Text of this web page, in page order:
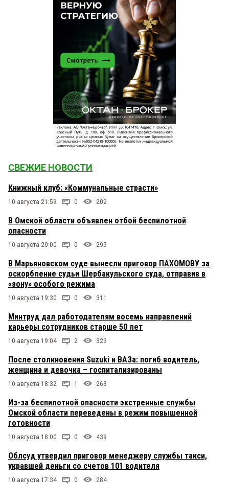
СВЕЖИЕ НОВОСТИ
Книжный клуб: «Коммунальные страсти»
10 августа 21:59 0 202
В Омской области объявлен отбой беспилотной
опасности
10 августа 20:00 0 295
В Марьяновском суде вынесли приговор ПАХОМОВУ за
оскорбление судьи Шербакульского суда, отправив в
«зону» особого режима
10 августа 19:30 0 311
Минтруд дал работодателям восемь направлений
карьеры сотрудников старше 50 лет
10 августа 19:04 2 323
После столкновения Suzuki и ВАЗа: погиб водитель,
женщина и девочка – госпитализированы
10 августа 18:32 1 263
Из-за беспилотной опасности экстренные службы
Омской области переведены в режим повышенной
готовности
10 августа 18:00 0 439
Облсуд утвердил приговор менеджеру службы такси,
укравшей деньги со счетов 101 водителя
10 августа 17:34 0 284